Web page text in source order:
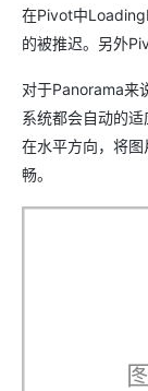
在Pivot中
的被推迟。另外
对于Panorama来
系统都会自动的
在水平方向，将
畅。